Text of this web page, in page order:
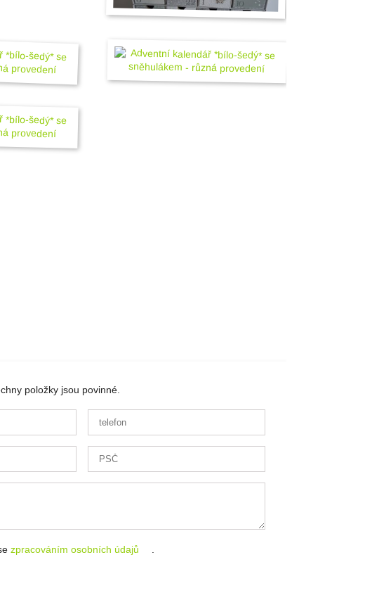
položky jsou povinné.
zpracováním osobních údajů